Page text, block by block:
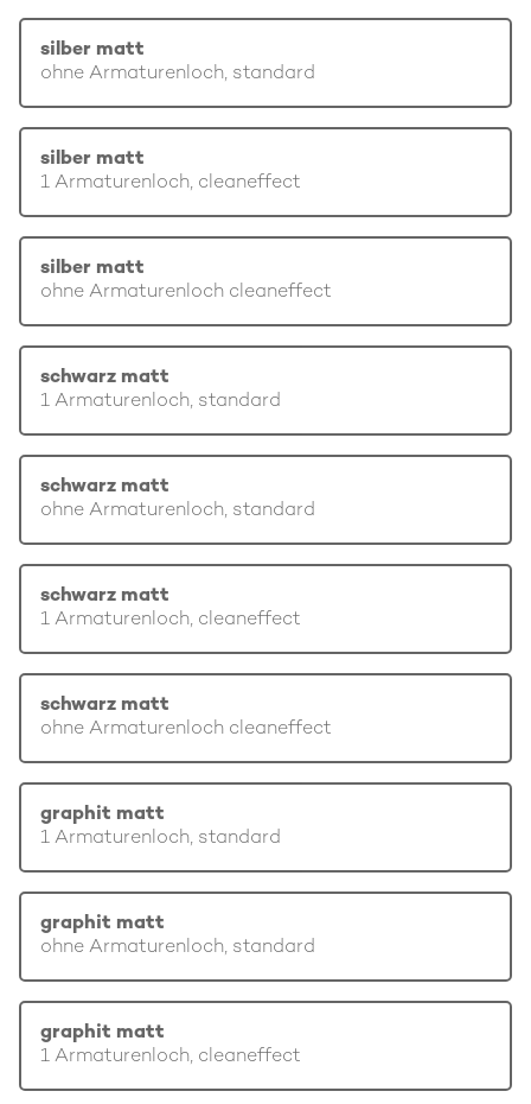
silber matt
ohne Armaturenloch, standard
silber matt
1 Armaturenloch, cleaneffect
silber matt
ohne Armaturenloch cleaneffect
schwarz matt
1 Armaturenloch, standard
schwarz matt
ohne Armaturenloch, standard
schwarz matt
1 Armaturenloch, cleaneffect
schwarz matt
ohne Armaturenloch cleaneffect
graphit matt
1 Armaturenloch, standard
graphit matt
ohne Armaturenloch, standard
graphit matt
1 Armaturenloch, cleaneffect